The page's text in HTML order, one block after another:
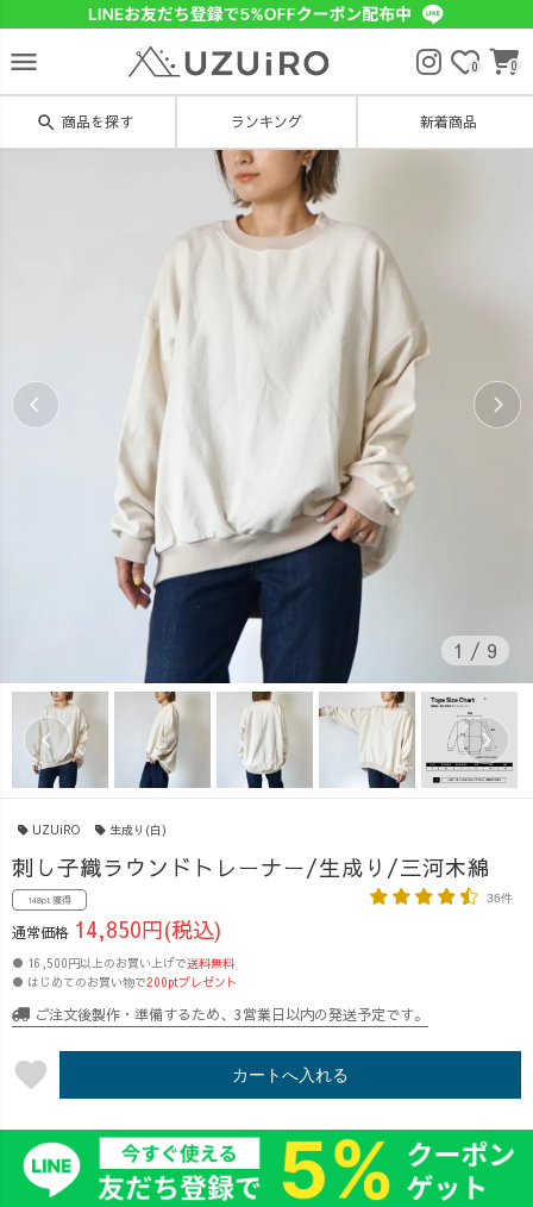
menu 0 0
search 商品を探す ランキング 新着商品
1 / 9
UZUiRO 生成り(白)
刺し子織ラウンドトレーナー/生成り/三河木綿
148pt 獲得 36件
通常価格 14,850円(税込)
● 16,500円以上のお買い上げで送料無料
● はじめてのお買い物で200ptプレゼント
ご注文後製作・準備するため、3営業日以内の発送予定です。
favorite カートへ入れる